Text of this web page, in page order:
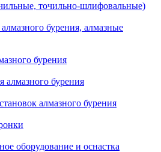
точильно-шлифовальные)
бурения, алмазные
бурения
алмазного бурения
алмазного бурения
оборудование и оснастка